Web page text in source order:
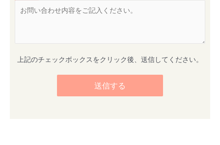
上記のチェックボックスをクリック後、送信してください。